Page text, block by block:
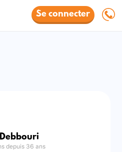
Se connecter
depuis 36 ans